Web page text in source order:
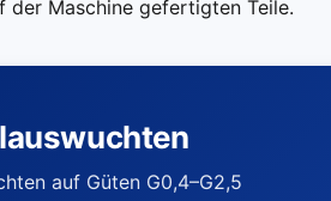
Maschine gefertigten Teile.
auf Güten G0,4–G2,5